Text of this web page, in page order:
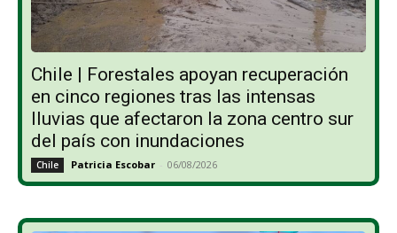
Chile | Forestales apoyan recuperación
en cinco regiones tras las intensas
lluvias que afectaron la zona centro sur
del país con inundaciones
Chile Patricia Escobar - 06/08/2026